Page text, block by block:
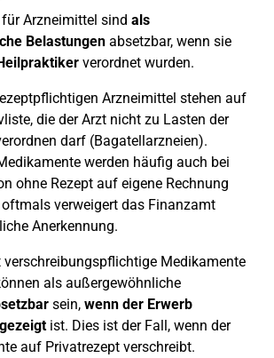
Arzneimittel sind als
Belastungen absetzbar, wenn sie
verordnet wurden.
Arzneimittel stehen auf
die der Arzt nicht zu Lasten der
darf (Bagatellarzneien).
werden häufig auch bei
ohne Rezept auf eigene Rechnung
verweigert das Finanzamt
Anerkennung.
verschreibungspflichtige Medikamente
als außergewöhnliche
sein, wenn der Erwerb
ist. Dies ist der Fall, wenn der
auf Privatrezept verschreibt.